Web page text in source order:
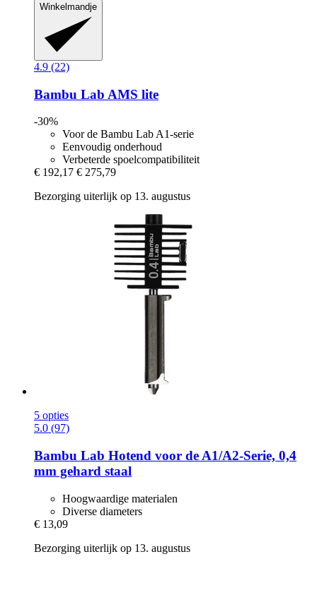
Winkelmandje
4.9 (22)
Bambu Lab AMS lite
-30%
Voor de Bambu Lab A1-serie
Eenvoudig onderhoud
Verbeterde spoelcompatibiliteit
€ 192,17 € 275,79
Bezorging uiterlijk op 13. augustus
5 opties
5.0 (97)
Bambu Lab Hotend voor de A1/A2-​Serie, 0,4
mm gehard staal
Hoogwaardige materialen
Diverse diameters
€ 13,09
Bezorging uiterlijk op 13. augustus